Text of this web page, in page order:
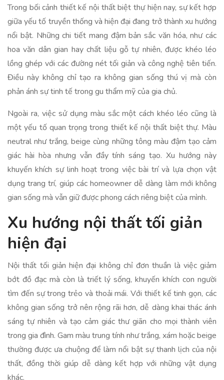
Trong bối cảnh thiết kế nội thất biệt thự hiện nay, sự kết hợp
giữa yếu tố truyền thống và hiện đại đang trở thành xu hướng
nổi bật. Những chi tiết mang đậm bản sắc văn hóa, như các
hoa văn dân gian hay chất liệu gỗ tự nhiên, được khéo léo
lồng ghép với các đường nét tối giản và công nghệ tiên tiến.
Điều này không chỉ tạo ra không gian sống thú vị mà còn
phản ánh sự tinh tế trong gu thẩm mỹ của gia chủ.
Ngoài ra, việc sử dụng màu sắc một cách khéo léo cũng là
một yếu tố quan trọng trong thiết kế nội thất biệt thự. Màu
neutral như trắng, beige cùng những tông màu đậm tạo cảm
giác hài hòa nhưng vẫn đầy tính sáng tạo. Xu hướng này
khuyến khích sự linh hoạt trong việc bài trí và lựa chọn vật
dụng trang trí, giúp các homeowner dễ dàng làm mới không
gian sống mà vẫn giữ được phong cách riêng biệt của mình.
Xu hướng nội thất tối giản
hiện đại
Nội thất tối giản hiện đại không chỉ đơn thuần là việc giảm
bớt đồ đạc mà còn là triết lý sống, khuyến khích con người
tìm đến sự trong trẻo và thoải mái. Với thiết kế tinh gọn, các
không gian sống trở nên rộng rãi hơn, dễ dàng khai thác ánh
sáng tự nhiên và tạo cảm giác thư giãn cho mọi thành viên
trong gia đình. Gam màu trung tính như trắng, xám hoặc beige
thường được ưa chuộng để làm nổi bật sự thanh lịch của nội
thất, đồng thời giúp dễ dàng kết hợp với những vật dụng
khác.